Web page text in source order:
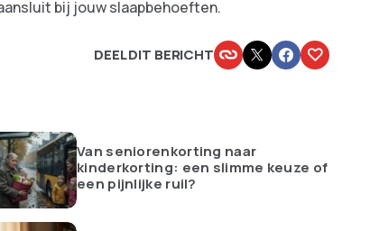
bij jouw slaapbehoeften.
DEEL DIT BERICHT
Van seniorenkorting naar
kinderkorting: een slimme keuze of
een pijnlijke ruil?